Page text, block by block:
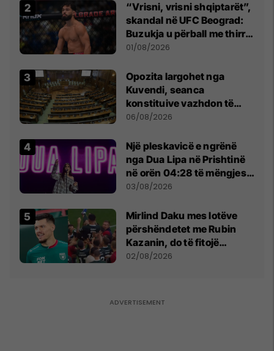
“Vrisni, vrisni shqiptarët”,
skandal në UFC Beograd:
Buzukja u përball me thirrje
anti-shqiptare nga
01/08/2026
Opozita largohet nga
Kuvendi, seanca
konstituive vazhdon të
shtunën në orën 11:00
06/08/2026
Një pleskavicë e ngrënë
nga Dua Lipa në Prishtinë
në orën 04:28 të mëngjesit
- dhe bota digjitale serbe
03/08/2026
Mirlind Daku mes lotëve
përshëndetet me Rubin
Kazanin, do të fitojë
miliona te Spartak Moska
02/08/2026